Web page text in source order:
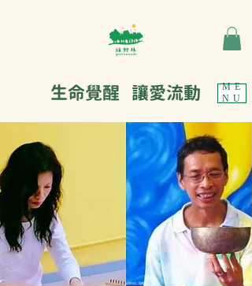
ME
NU
生命覺醒 讓愛流動